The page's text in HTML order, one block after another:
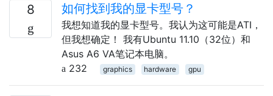
8 如何找到我的显卡型号？
我想知道我的显卡型号。我认为这可能是ATI，
但我想确定！ 我有Ubuntu 11.10（32位）和
Asus A6 VA笔记本电脑。
232
graphics hardware gpu